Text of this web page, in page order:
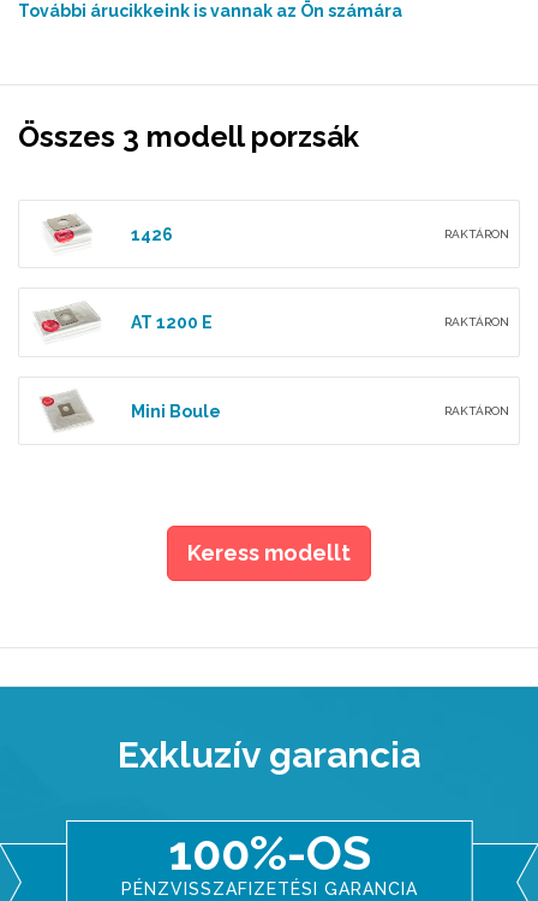
További árucikkeink is vannak az Ön számára
Összes 3 modell porzsák
1426 RAKTÁRON
AT 1200 E RAKTÁRON
Mini Boule RAKTÁRON
Keress modellt
Exkluzív garancia
100%-OS
PÉNZVISSZAFIZETÉSI GARANCIA